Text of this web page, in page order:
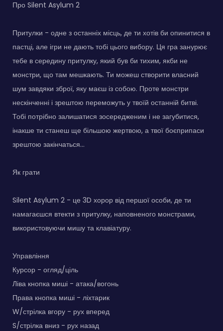
Про Silent Asylum 2
Притулки - одне з останніх місць, де ти хотів би опинитися в
пастці, але ігри не дають тобі цього вибору. Ця гра занурює
тебе в середину притулку, який був би тихим, якби не
монстри, що там мешкають. Ти можеш створити власний
шум завдяки зброї, яку маєш із собою. Проте монстри
нескінченні і зрештою переможуть у твоїй останній битві.
Тобі потрібно залишатися зосередженим і не загубитися,
інакше ти станеш ще більшою жертвою, а твої боєприпаси
зрештою закінчаться...
Як грати
Silent Asylum 2 - це 3D хорор від першої особи, де ти
намагаєшся втекти з притулку, наповненого монстрами,
використовуючи мишу та клавіатуру.
Управління
Курсор - огляд/ціль
Ліва кнопка миші - атака/вогонь
Права кнопка миші - ліхтарик
W/стрілка вгору - рух вперед
S/стрілка вниз - рух назад